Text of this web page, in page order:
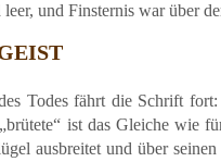
und Finsternis war über
Todes fährt die Schrift
ist das Gleiche wie
ausbreitet und über